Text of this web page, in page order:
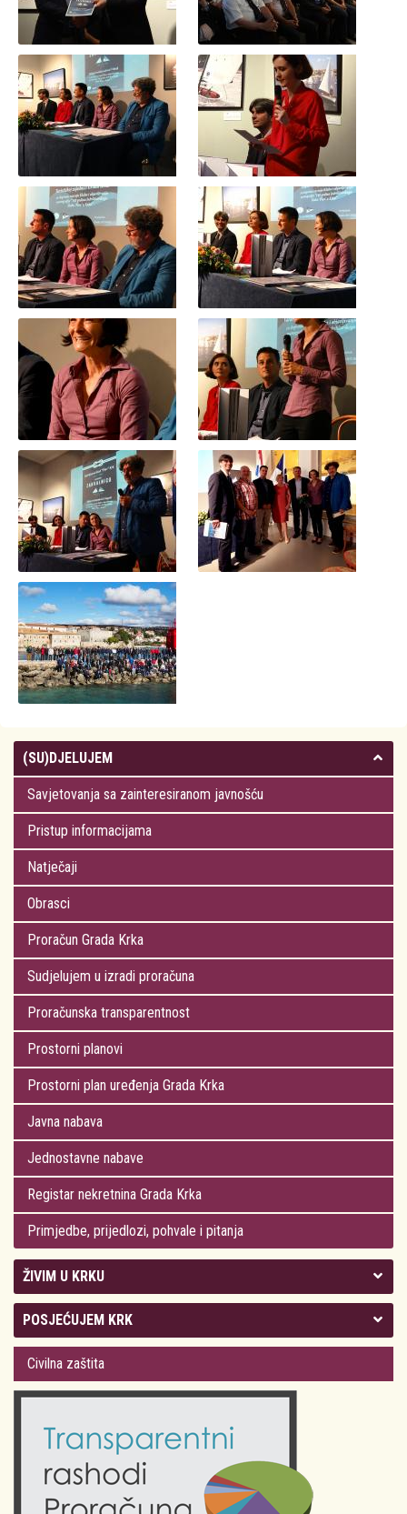
(SU)DJELUJEM
Savjetovanja sa zainteresiranom javnošću
Pristup informacijama
Natječaji
Obrasci
Proračun Grada Krka
Sudjelujem u izradi proračuna
Proračunska transparentnost
Prostorni planovi
Prostorni plan uređenja Grada Krka
Javna nabava
Jednostavne nabave
Registar nekretnina Grada Krka
Primjedbe, prijedlozi, pohvale i pitanja
ŽIVIM U KRKU
Kolegij gradonačelnika
Gradsko vijeće
Odluke Grada Krka (Službene novine PGŽ)
Obrazovanje
POSJEĆUJEM KRK
Plan Grada Krka
Krk 360° VR panorama
Krk uživo
Fotogalerije
Kalendar događanja
Civilna zaštita